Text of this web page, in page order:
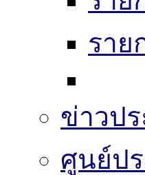
ราย
ข่าวป
ศูนย์ป